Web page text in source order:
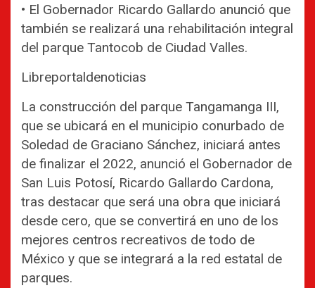
• El Gobernador Ricardo Gallardo anunció que
también se realizará una rehabilitación integral
del parque Tantocob de Ciudad Valles.
Libreportaldenoticias
La construcción del parque Tangamanga III,
que se ubicará en el municipio conurbado de
Soledad de Graciano Sánchez, iniciará antes
de finalizar el 2022, anunció el Gobernador de
San Luis Potosí, Ricardo Gallardo Cardona,
tras destacar que será una obra que iniciará
desde cero, que se convertirá en uno de los
mejores centros recreativos de todo de
México y que se integrará a la red estatal de
parques.